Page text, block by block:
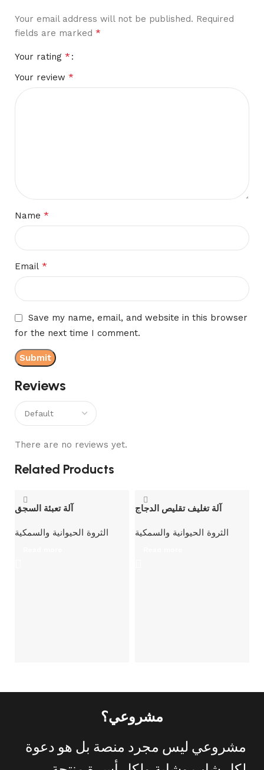
Reviews
There are no reviews yet.
Your email address will not be published. Required
fields are marked *
Your rating *
Your review *
Name *
Email *
Save my name, email, and website in this browser
for the next time I comment.
Related Products
آلة تعبئة السجق
الثروة الحيوانية والسمكية
آلة تغليف تقليص الدجاج
الثروة الحيوانية والسمكية
مشروعي؟
مشروعي ليس مجرد منصة بل هو دعوة